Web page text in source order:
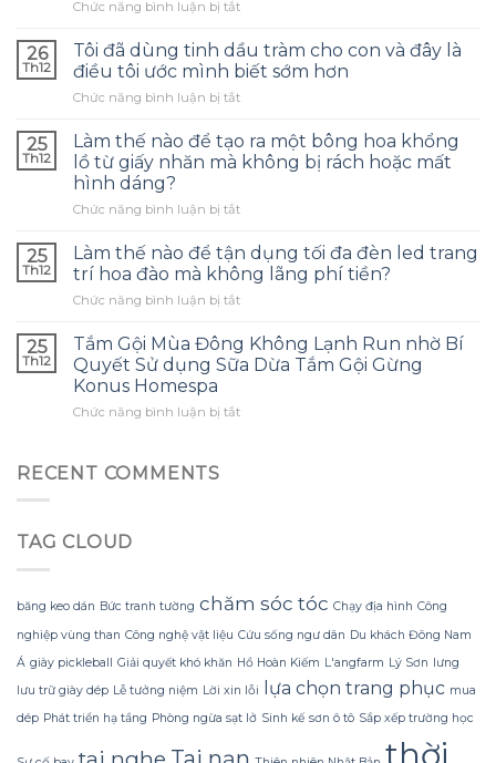
Chức năng bình luận bị tắtở
thế
nào
để
chọn
bảo
quản
phù
và
tránh
những
sai
thường
gặp?
26
Th12
Tôi đã dùng tinh dầu tràm cho con và đây là
điều tôi ước mình biết sớm hơn
Chức năng bình luận bị tắtở
dùng
tinh
tràm
con
đây
là
tôi
ước
sớm
25
Th12
Làm thế nào để tạo ra một bông hoa khổng
lồ từ giấy nhăn mà không bị rách hoặc mất
hình dáng?
Chức năng bình luận bị tắtở
thế
nào
để
tạo
một
bông
lồ
hình
25
Th12
Làm thế nào để tận dụng tối đa đèn led trang
trí hoa đào mà không lãng phí tiền?
Chức năng bình luận bị tắtở
thế
nào
để
dụng
không
phí
tiền?
25
Th12
Tắm Gội Mùa Đông Không Lạnh Run nhờ Bí
Quyết Sử dụng Sữa Dừa Tắm Gội Gừng
Konus Homespa
Chức năng bình luận bị tắtở
Quyết
dụng
Sữa
Tắm
Gội
RECENT COMMENTS
TAG CLOUD
băng keo dán Bức tranh tường chăm sóc tóc Chạy địa hình Công
nghiệp vùng than Công nghệ vật liệu Cứu sống ngư dân Du khách Đông Nam
Á giày pickleball Giải quyết khó khăn Hồ Hoàn Kiếm L'angfarm Lý Sơn lưng
lưu trữ giày dép Lễ tưởng niệm Lời xin lỗi lựa chọn trang phục mua
dép Phát triển hạ tầng Phòng ngừa sạt lở Sinh kế sơn ô tô Sắp xếp trường học
thời